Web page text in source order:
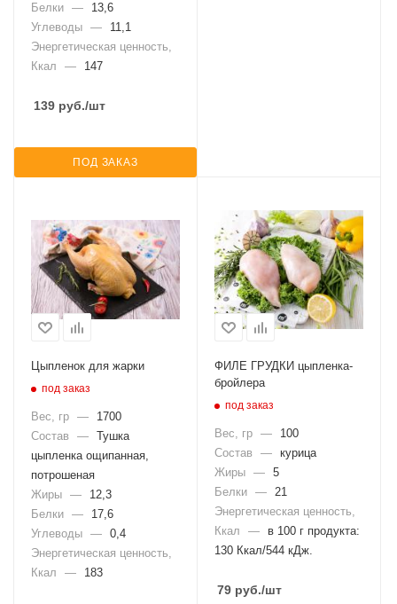
Белки —
13,6
Углеводы —
11,1
Энергетическая ценность,
Ккал
— 147
139 руб./шт
ПОД ЗАКАЗ
Цыпленок для жарки
под заказ
Вес, гр —
1700
Состав
— Тушка
цыпленка ощипанная,
потрошеная
Жиры —
12,3
Белки —
17,6
Углеводы — 0,4
Энергетическая ценность,
Ккал
— 183
ФИЛЕ ГРУДКИ цыпленка-
бройлера
под заказ
Вес, гр —
100
Состав
— курица
Жиры — 5
Белки — 21
Энергетическая ценность,
Ккал
—
в 100 г продукта:
130 Ккал/544 кДж.
79 руб./шт